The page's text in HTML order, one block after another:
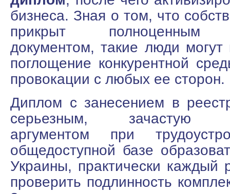
бизнеса. Зная о том, что
прикрыт полноценным
документом, такие люди
поглощение конкурентной
провокации с любых ее сторон.
Диплом с занесением в
серьезным, зачастую
аргументом при
общедоступной базе
Украины, практически каждый
проверить подлинность